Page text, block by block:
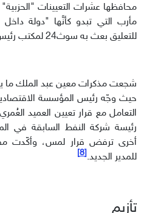
محافظها عشرات التعيينات
مأرب التي تبدو كأنَّها "دولة
للتعليق بعث به سوث24 لمكتب رئيس الوزراء.
شجعت مذكرات معين عبد الملك ما
حيث وجّه رئيس المؤسسة
التعامل مع قرار تعيين العميد
رئيسة شركة النفط السابقة في
أخرى ترفض قرار لمس، وأكّدت
للمدير الجديد.[8]
تأزيم